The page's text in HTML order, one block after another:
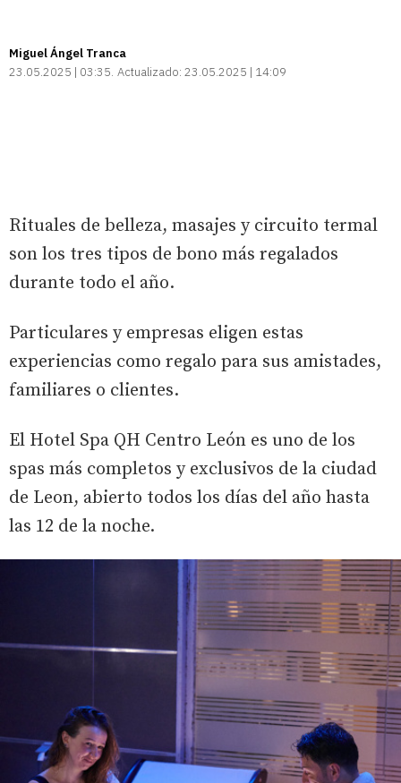
Miguel Ángel Tranca
23.05.2025 | 03:35 Actualizado: 23.05.2025 | 14:09
Rituales de belleza, masajes y circuito termal
son los tres tipos de bono más regalados
durante todo el año.
Particulares y empresas eligen estas
experiencias como regalo para sus amistades,
familiares o clientes.
El Hotel Spa QH Centro León es uno de los
spas más completos y exclusivos de la ciudad
de Leon, abierto todos los días del año hasta
las 12 de la noche.